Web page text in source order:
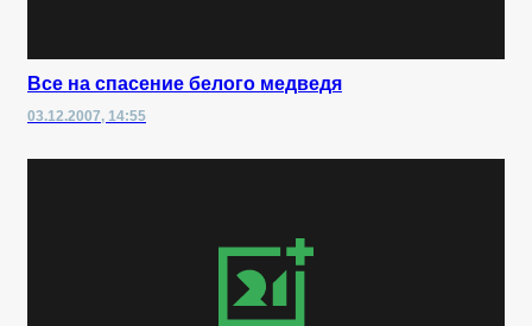
Все на спасение белого медведя
03.12.2007, 14:55